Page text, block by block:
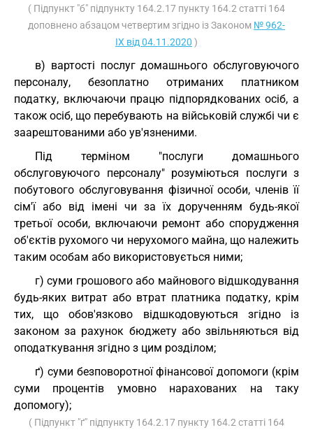
( Підпункт "б" підпункту 164.2.17 пункту 164.2 статті 164
доповнено абзацом четвертим згідно із Законом № 962-
IX від 04.11.2020 )
в) вартості послуг домашнього обслуговуючого
персоналу, безоплатно отриманих платником
податку, включаючи працю підпорядкованих осіб, а
також осіб, що перебувають на військовій службі чи є
заарештованими або ув'язненими.
Під терміном "послуги домашнього
обслуговуючого персоналу" розуміються послуги з
побутового обслуговування фізичної особи, членів її
сім'ї або від імені чи за їх дорученням будь-якої
третьої особи, включаючи ремонт або спорудження
об'єктів рухомого чи нерухомого майна, що належить
таким особам або використовується ними;
г) суми грошового або майнового відшкодування
будь-яких витрат або втрат платника податку, крім
тих, що обов'язково відшкодовуються згідно із
законом за рахунок бюджету або звільняються від
оподаткування згідно з цим розділом;
ґ) суми безповоротної фінансової допомоги (крім
суми процентів умовно нарахованих на таку
допомогу);
( Підпункт "ґ" підпункту 164.2.17 пункту 164.2 статті 164